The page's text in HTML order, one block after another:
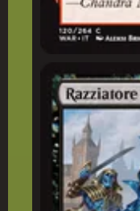
Razziatore di Lazotep